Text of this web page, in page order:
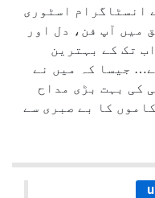
انسٹاگرام اسٹوری
میں آپ فن، دل اور
تک کے بہترین
جیسا کہ میں نے
کی بہت بڑی مداح
کا بے صبری سے